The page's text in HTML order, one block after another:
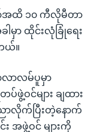
အထိ ၁၀ ကီလိုမီတာ
ာ ထိုင်းလုံခြုံရေး
ယ်။
လာလမ်ပူမှာ
င်များ ချထား
ာလိုက်ပြီးတဲ့နောက်
အဖွဲ့ဝင် များကို